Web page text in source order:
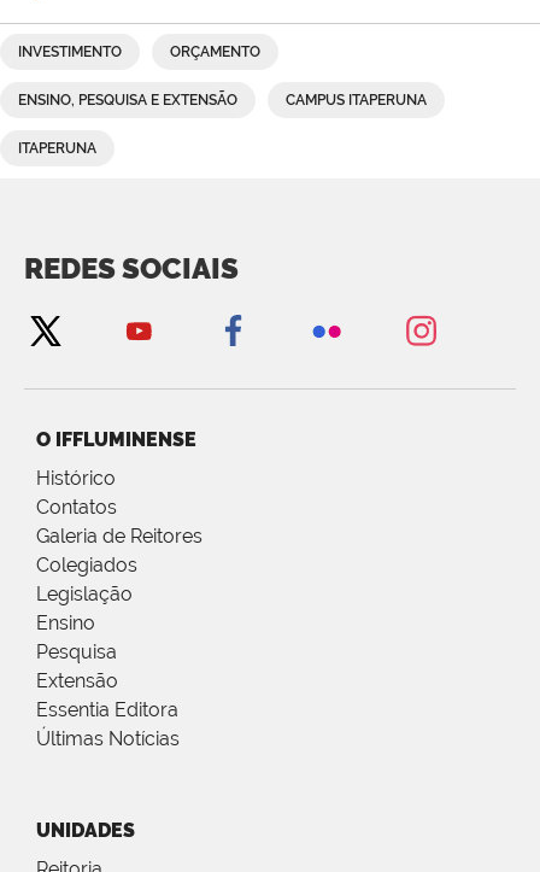
INVESTIMENTO ORÇAMENTO
ENSINO, PESQUISA E EXTENSÃO CAMPUS ITAPERUNA
ITAPERUNA
REDES SOCIAIS
O IFFLUMINENSE
Histórico
Contatos
Galeria de Reitores
Colegiados
Legislação
Ensino
Pesquisa
Extensão
Essentia Editora
Últimas Notícias
UNIDADES